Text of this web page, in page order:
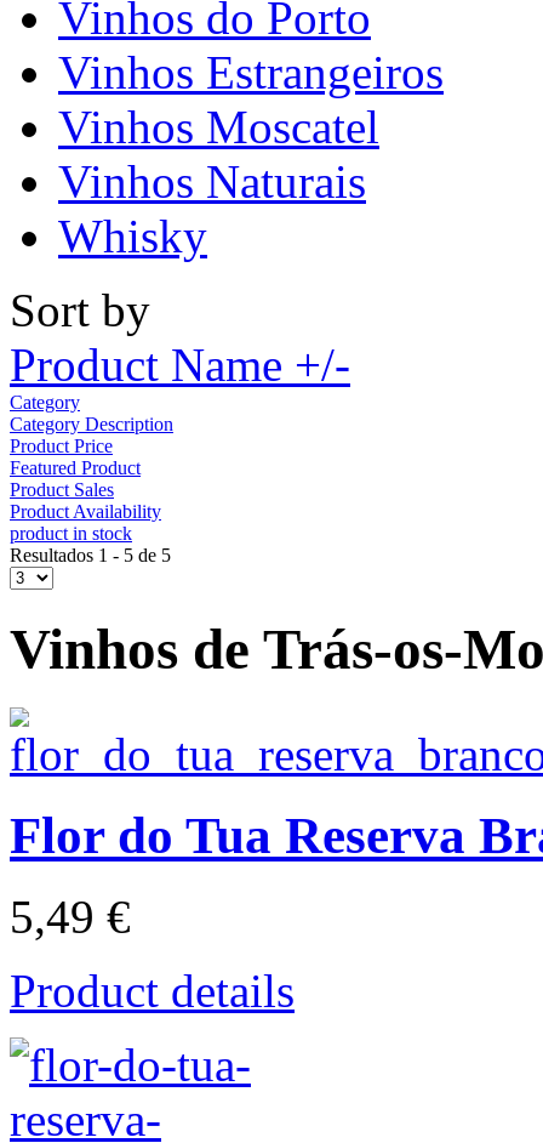
Vinhos do Porto
Vinhos Estrangeiros
Vinhos Moscatel
Vinhos Naturais
Whisky
Sort by
Product Name +/-
Category
Category Description
Product Price
Featured Product
Product Sales
Product Availability
product in stock
Resultados 1 - 5 de 5
Vinhos de Trás-os-
Flor do Tua Reserva
5,49 €
Product details